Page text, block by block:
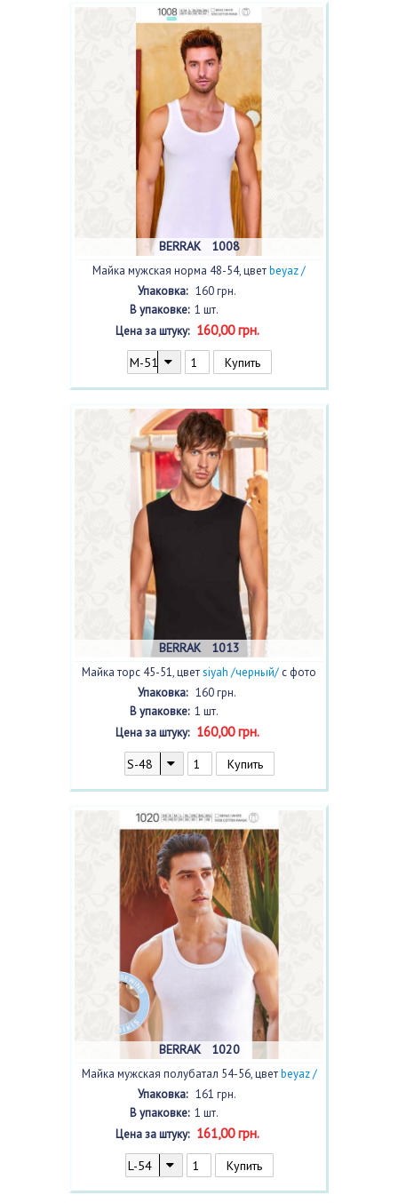
BERRAK 1008
Майка мужская норма 48-54, цветbeyaz /
белый/ с фото
Упаковка: 160 грн.
В упаковке:1 шт.
Цена за штуку:160,00 грн.
BERRAK 1013
Майка торс 45-51, цветsiyah /черный/ с фото
Упаковка: 160 грн.
В упаковке:1 шт.
Цена за штуку:160,00 грн.
BERRAK 1020
Майка мужская полубатал 54-56, цветbeyaz /
белый/ с фото
Упаковка: 161 грн.
В упаковке:1 шт.
Цена за штуку:161,00 грн.